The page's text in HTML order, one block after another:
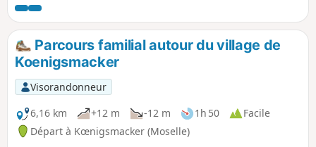
vous redécouvrez par ses traverses. Enfin, passage à
nouveau dans les sous-bois, direction la Cité des Officiers,
et de là, retour au point de départ.
Parcours familial autour du village de
Koenigsmacker
Visorandonneur
6,16 km
+12 m -12 m 1h 50
Facile
Départ à Kœnigsmacker (Moselle)